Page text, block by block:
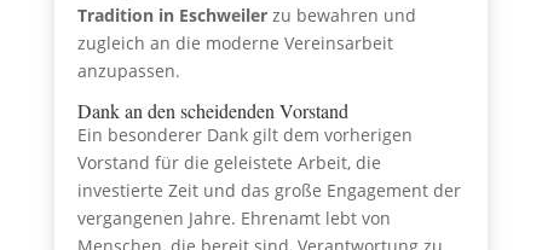
Tradition in Eschweilerzu bewahren und
zugleich an die moderne Vereinsarbeit
anzupassen.
Dank an den scheidenden Vorstand
Ein besonderer Dank gilt dem vorherigen
Vorstand für die geleistete Arbeit, die
investierte Zeit und das große Engagement der
vergangenen Jahre. Ehrenamt lebt von